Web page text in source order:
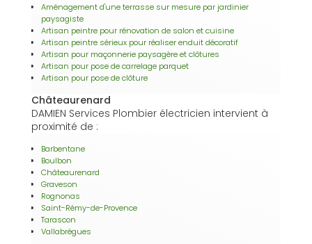
Aménagement d'une terrasse sur mesure par jardinier
paysagiste
Artisan peintre pour rénovation de salon et cuisine
Artisan peintre sérieux pour réaliser enduit décoratif
Artisan pour maçonnerie paysagère et clôtures
Artisan pour pose de carrelage parquet
Artisan pour pose de clôture
Châteaurenard
DAMIEN Services Plombier électricien intervient à
proximité de :
Barbentane
Boulbon
Châteaurenard
Graveson
Rognonas
Saint-Rémy-de-Provence
Tarascon
Vallabrègues